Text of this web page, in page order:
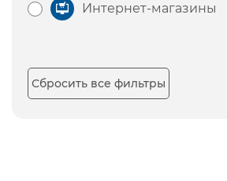
Интернет-магазины
Сбросить все фильтры